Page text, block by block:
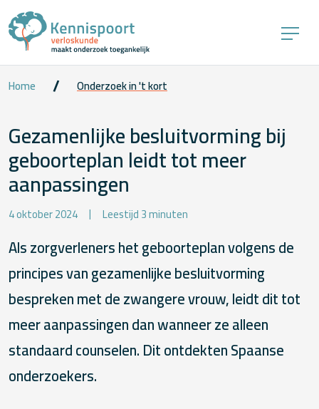
Home Onderzoek in 't kort
Gezamenlijke besluitvorming bij
geboorteplan leidt tot meer
aanpassingen
4 oktober 2024 Leestijd 3 minuten
Als zorgverleners het geboorteplan volgens de
principes van gezamenlijke besluitvorming
bespreken met de zwangere vrouw, leidt dit tot
meer aanpassingen dan wanneer ze alleen
standaard counselen. Dit ontdekten Spaanse
onderzoekers.